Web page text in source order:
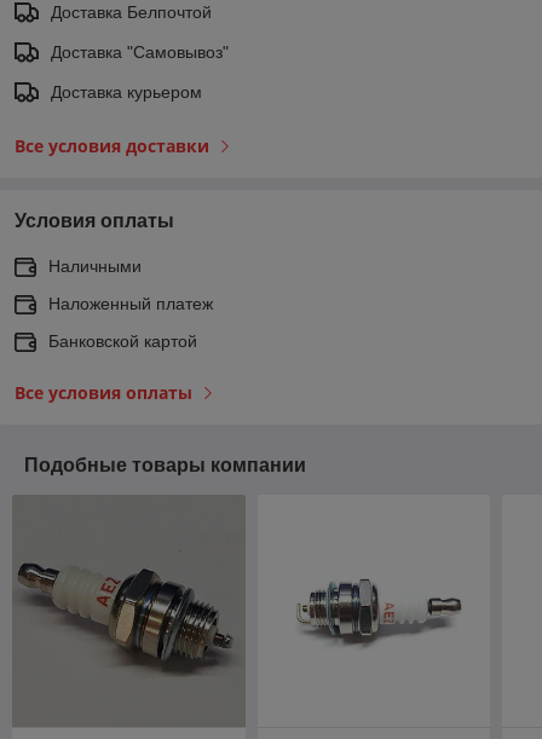
Доставка Белпочтой
Доставка "Самовывоз"
Доставка курьером
Все условия доставки
Условия оплаты
Наличными
Наложенный платеж
Банковской картой
Все условия оплаты
Подобные товары компании